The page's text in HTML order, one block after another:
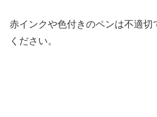
赤インクや色付きのペンは不適切
ください。